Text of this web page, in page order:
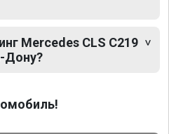
Mercedes CLS C219
Дону?